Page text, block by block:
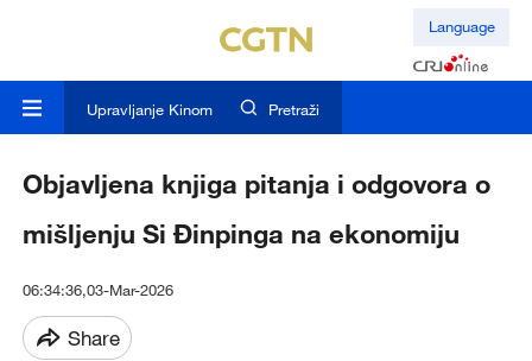
Language
Upravljanje Kinom Pretraži
Objavljena knjiga pitanja i odgovora o
mišljenju Si Đinpinga na ekonomiju
06:34:36,03-Mar-2026
Share